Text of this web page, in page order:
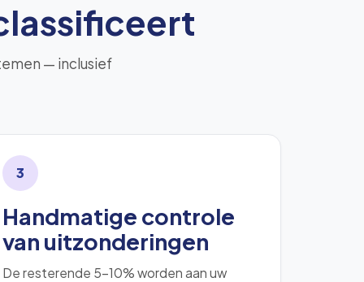
— inclusief
3
Handmatige controle
van uitzonderingen
De resterende 5–10% worden aan uw